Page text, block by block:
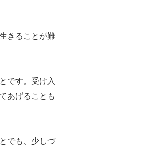
きることが難
です。受け入
あげることも
でも、少しづ